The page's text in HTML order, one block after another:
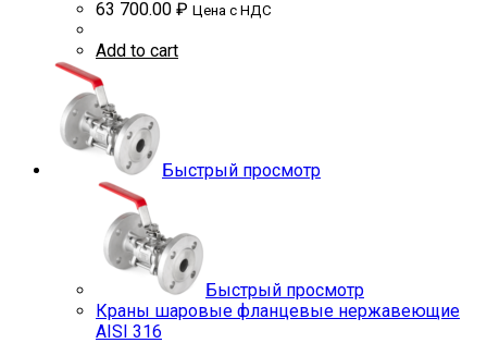
63 700.00 ₽ Цена с НДС
Add to cart
Быстрый просмотр
Быстрый просмотр
Краны шаровые фланцевые нержавеющие
AISI 316